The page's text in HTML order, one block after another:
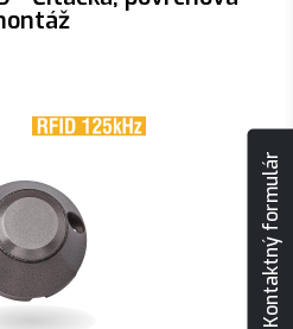
Kontaktný formulár